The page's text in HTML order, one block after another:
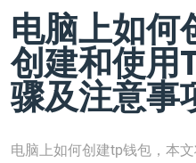
电脑上如何
创建和使用
骤及注意事
电脑上如何创建tp钱包，本